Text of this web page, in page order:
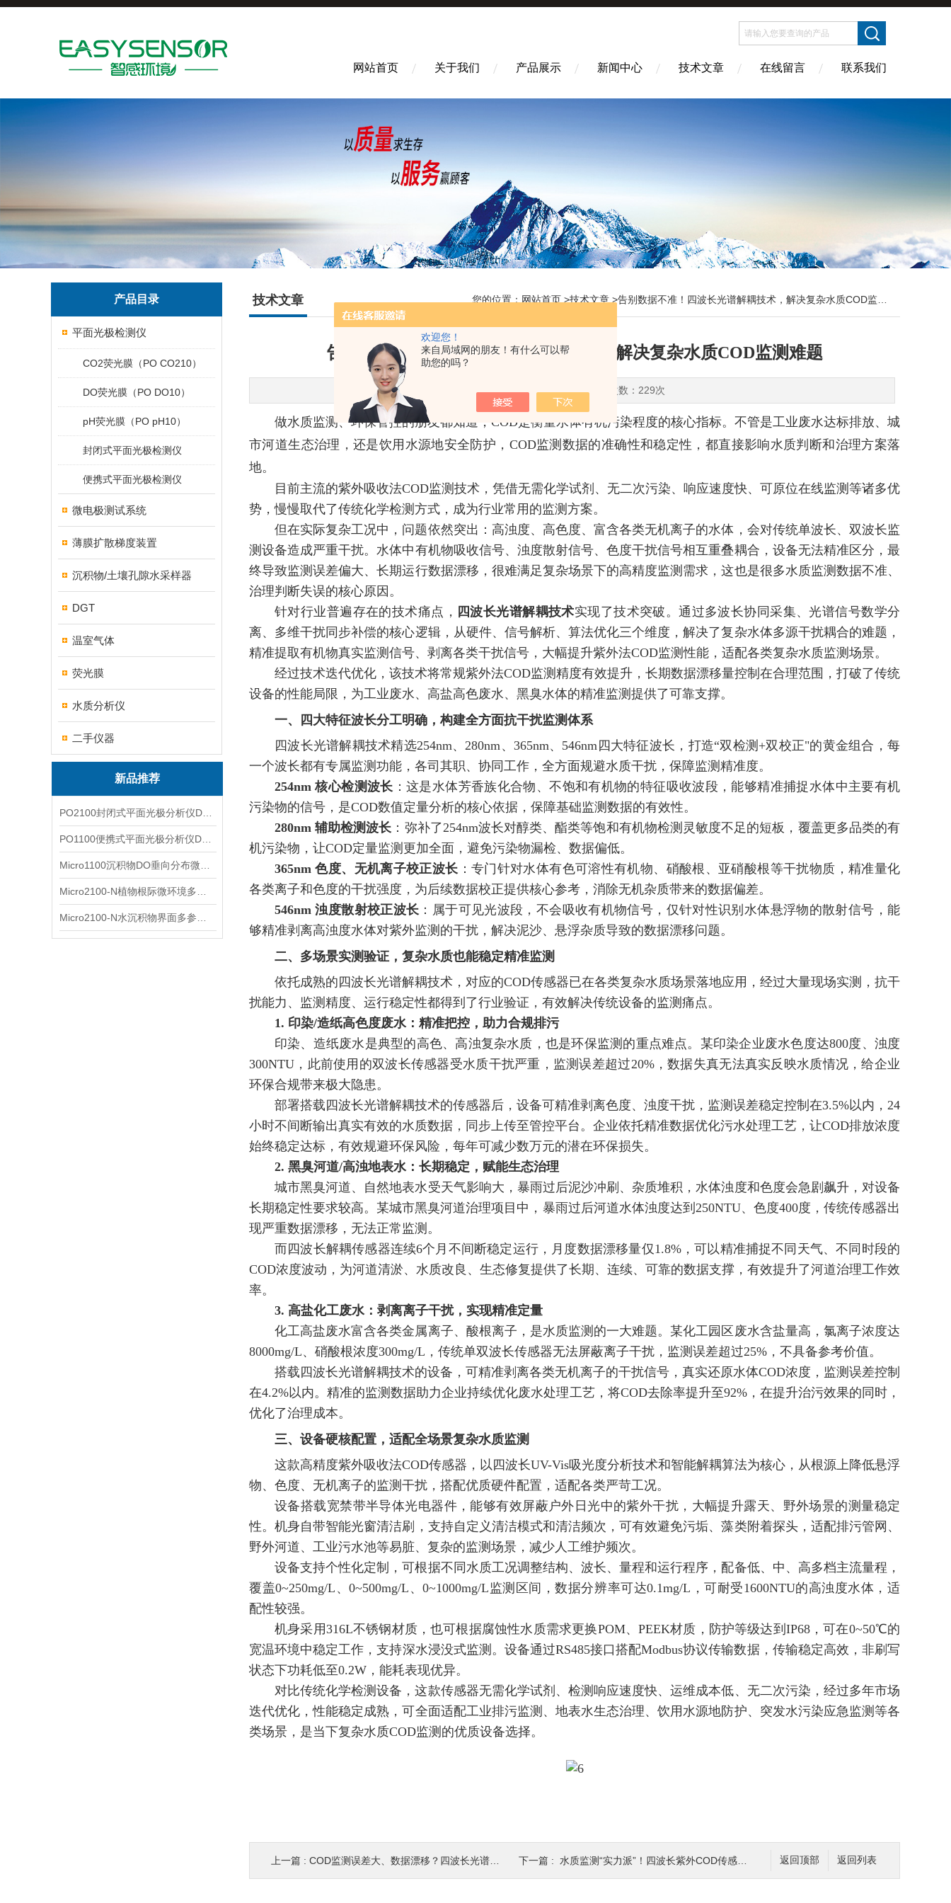
欢迎您！
来自局域网的朋友！有什么可以帮
助您的吗？
网站首页 关于我们 产品展示 新闻中心 技术文章 在线留言 联系我们
产品目录
平面光极检测仪
CO2荧光膜（PO CO210）
DO荧光膜（PO DO10）
pH荧光膜（PO pH10）
封闭式平面光极检测仪
便携式平面光极检测仪
微电极测试系统
薄膜扩散梯度装置
沉积物/土壤孔隙水采样器
DGT
温室气体
荧光膜
水质分析仪
二手仪器
新品推荐
技术文章 您的位置： 网站首页 >技术文章 >告别数据不准！四波长光谱解耦技术，解决复杂水质COD监测难题
告别数据不准！四波长光谱解耦技术，解决复杂水质COD监测难题
更新时间：2026-06-16 点击次数：229次
做水质监测、环保管控的朋友都知道，COD是衡量水体有机污染程度的核心指标。不管是工业废水达标排放、城
市河道生态治理，还是饮用水源地安全防护，COD监测数据的准确性和稳定性，都直接影响水质判断和治理方案落
地。
目前主流的紫外吸收法COD监测技术，凭借无需化学试剂、无二次污染、响应速度快、可原位在线监测等诸多优
势，慢慢取代了传统化学检测方式，成为行业常用的监测方案。
但在实际复杂工况中，问题依然突出：高浊度、高色度、富含各类无机离子的水体，会对传统单波长、双波长监
测设备造成严重干扰。水体中有机物吸收信号、浊度散射信号、色度干扰信号相互重叠耦合，设备无法精准区分，最
终导致监测误差偏大、长期运行数据漂移，很难满足复杂场景下的高精度监测需求，这也是很多水质监测数据不准、
治理判断失误的核心原因。
针对行业普遍存在的技术痛点， 四波长光谱解耦技术实现了技术突破。通过多波长协同采集、光谱信号数学分
离、多维干扰同步补偿的核心逻辑，从硬件、信号解析、算法优化三个维度，解决了复杂水体多源干扰耦合的难题，
精准提取有机物真实监测信号、剥离各类干扰信号，大幅提升紫外法COD监测性能，适配各类复杂水质监测场景。
经过技术迭代优化，该技术将常规紫外法COD监测精度有效提升，长期数据漂移量控制在合理范围，打破了传统
设备的性能局限，为工业废水、高盐高色废水、黑臭水体的精准监测提供了可靠支撑。
一、四大特征波长分工明确，构建全方面抗干扰监测体系
四波长光谱解耦技术精选254nm、280nm、365nm、546nm四大特征波长，打造“双检测+双校正"的黄金组合，每
一个波长都有专属监测功能，各司其职、协同工作， 全方面规避水质干扰，保障监测精准度。
254nm 核心检测波长 ：这是水体芳香族化合物、不饱和有机物的特征吸收波段，能够精准捕捉水体中主要有机
污染物的信号，是COD数值定量分析的核心依据，保障基础监测数据的有效性。
280nm 辅助检测波长 ：弥补了254nm波长对醇类、酯类等饱和有机物检测灵敏度不足的短板，覆盖更多品类的有
机污染物，让COD定量监测更加全面，避免污染物漏检、数据偏低。
365nm 色度、无机离子校正波长 ：专门针对水体有色可溶性有机物、硝酸根、亚硝酸根等干扰物质，精准量化
各类离子和色度的干扰强度，为后续数据校正提供核心参考，消除无机杂质带来的数据偏差。
546nm 浊度散射校正波长 ：属于可见光波段，不会吸收有机物信号，仅针对性识别水体悬浮物的散射信号，能
够精准剥离高浊度水体对紫外监测的干扰，解决泥沙、悬浮杂质导致的数据漂移问题。
二、多场景实测验证，复杂水质也能稳定精准监测
依托成熟的四波长光谱解耦技术，对应的COD传感器已在各类复杂水质场景落地应用，经过大量现场实测，抗干
扰能力、监测精度、运行稳定性都得到了行业验证，有效解决传统设备的监测痛点。
1. 印染/造纸高色度废水：精准把控，助力合规排污
印染、造纸废水是典型的高色、高浊复杂水质，也是环保监测的重点难点。某印染企业废水色度达800度、浊度
300NTU，此前使用的双波长传感器受水质干扰严重，监测误差超过20%，数据失真无法真实反映水质情况，给企业
环保合规带来极大隐患。
部署搭载四波长光谱解耦技术的传感器后，设备可精准剥离色度、浊度干扰，监测误差稳定控制在3.5%以内，24
小时不间断输出真实有效的水质数据，同步上传至管控平台。企业依托精准数据优化污水处理工艺，让COD排放浓度
始终稳定达标，有效规避环保风险，每年可减少数万元的潜在环保损失。
2. 黑臭河道/高浊地表水：长期稳定，赋能生态治理
城市黑臭河道、自然地表水受天气影响大，暴雨过后泥沙冲刷、杂质堆积，水体浊度和色度会急剧飙升，对设备
长期稳定性要求较高。某城市黑臭河道治理项目中，暴雨过后河道水体浊度达到250NTU、色度400度，传统传感器出
现严重数据漂移，无法正常监测。
而四波长解耦传感器连续6个月不间断稳定运行，月度数据漂移量仅1.8%，可以精准捕捉不同天气、不同时段的
COD浓度波动，为河道清淤、水质改良、生态修复提供了长期、连续、可靠的数据支撑，有效提升了河道治理工作效
率。
3. 高盐化工废水：剥离离子干扰，实现精准定量
化工高盐废水富含各类金属离子、酸根离子，是水质监测的一大难题。某化工园区废水含盐量高，氯离子浓度达
8000mg/L、硝酸根浓度300mg/L，传统单双波长传感器无法屏蔽离子干扰，监测误差超过25%，不具备参考价值。
搭载四波长光谱解耦技术的设备，可精准剥离各类无机离子的干扰信号，真实还原水体COD浓度，监测误差控制
在4.2%以内。精准的监测数据助力企业持续优化废水处理工艺，将COD去除率提升至92%，在提升治污效果的同时，
优化了治理成本。
三、设备硬核配置，适配全场景复杂水质监测
这款高精度紫外吸收法COD传感器，以四波长UV-Vis吸光度分析技术和智能解耦算法为核心，从根源上降低悬浮
物、色度、无机离子的监测干扰，搭配优质硬件配置，适配各类严苛工况。
设备搭载宽禁带半导体光电器件，能够有效屏蔽户外日光中的紫外干扰，大幅提升露天、野外场景的测量稳定
性。机身自带智能光窗清洁刷，支持自定义清洁模式和清洁频次，可有效避免污垢、藻类附着探头，适配排污管网、
野外河道、工业污水池等易脏、复杂的监测场景，减少人工维护频次。
设备支持个性化定制，可根据不同水质工况调整结构、波长、量程和运行程序，配备低、中、高多档主流量程，
覆盖0~250mg/L、0~500mg/L、0~1000mg/L监测区间，数据分辨率可达0.1mg/L，可耐受1600NTU的高浊度水体，适
配性较强。
机身采用316L不锈钢材质，也可根据腐蚀性水质需求更换POM、PEEK材质，防护等级达到IP68，可在0~50℃的
宽温环境中稳定工作，支持深水浸没式监测。设备通过RS485接口搭配Modbus协议传输数据，传输稳定高效，非刷写
状态下功耗低至0.2W，能耗表现优异。
对比传统化学检测设备，这款传感器无需化学试剂、检测响应速度快、运维成本低、无二次污染，经过多年市场
迭代优化，性能稳定成熟，可全面适配工业排污监测、地表水生态治理、饮用水源地防护、突发水污染应急监测等各
类场景，是当下复杂水质COD监测的优质设备选择。
返回列表
返回顶部
上一篇 : COD监测误差大、数据漂移？四波长光谱技术搞定复杂水体监测难题 下一篇 : 水质监测“实力派”！四波长紫外COD传感器，搞定各类复杂水环境监测